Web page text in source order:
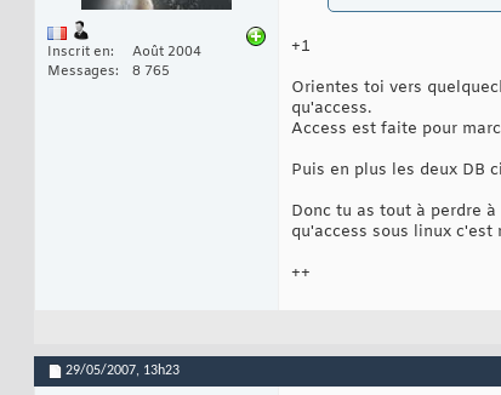
Inscrit en
Août 2004
Messages
8 765
+1
Orientes toi vers
qu'access.
Access est faite pour
Puis en plus les deux DB
Donc tu as tout à perdre
qu'access sous linux c'est
++
29/05/2007, 13h23